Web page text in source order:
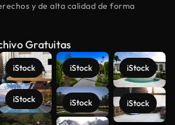
y de alta calidad de forma
Gratuitas
iStock
iStock
iStock
iStock
iStock
iStock